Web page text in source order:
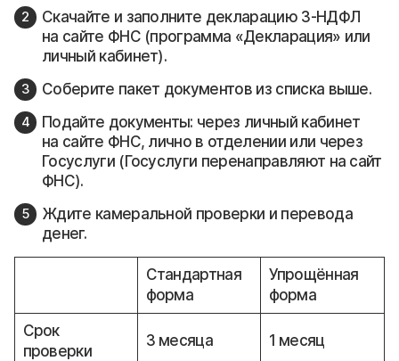
Скачайте и заполните декларацию 3-НДФЛ
на сайте ФНС (программа «Декларация» или
личный кабинет).
Соберите пакет документов из списка выше.
Подайте документы: через личный кабинет
на сайте ФНС, лично в отделении или через
Госуслуги (Госуслуги перенаправляют на сайт
ФНС).
Ждите камеральной проверки и перевода
денег.
Стандартная
форма
Упрощённая
форма
Срок
проверки
3 месяца 1 месяц